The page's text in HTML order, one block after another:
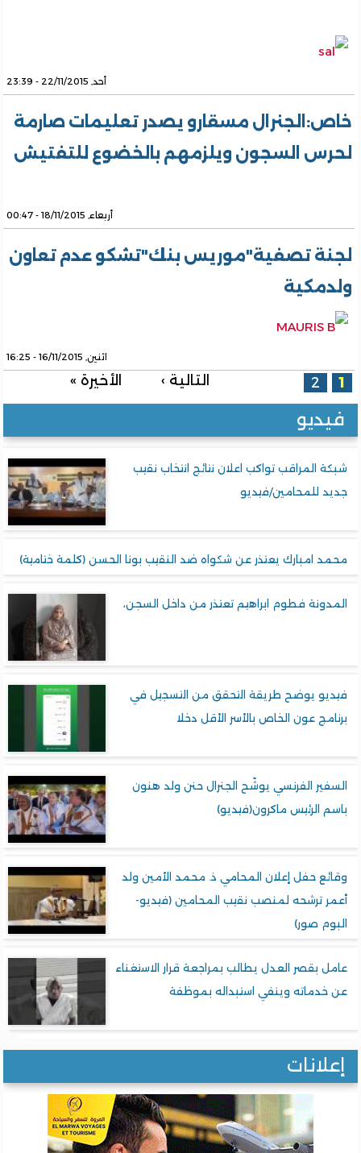
أحد, 22/11/2015 - 23:39
خاص:الجنرال مسقارو يصدر تعليمات صارمة
لحرس السجون ويلزمهم بالخضوع للتفتيش
أربعاء, 18/11/2015 - 00:47
لجنة تصفية"موريس بنك"تشكو عدم تعاون
ولدمكية
اثنين, 16/11/2015 - 16:25
الصفحات
1
2 التالية › الأخيرة »
فيديو
شبكة المراقب تواكب اعلان نتائج انتخاب نقيب
جديد للمحامين/فيديو
محمد امبارك يعتذر عن شكواه ضد النقيب بونا الحسن (كلمة ختامية)
المدونة فطوم ابراهيم تعتذر من داخل السجن،
فيديو يوضح طريقة التحقق من التسجيل في
برنامج عون الخاص بالأسر الأقل دخلا
السفير الفرنسي يوشّح الجنرال حنن ولد هنون
باسم الرئيس ماكرون(فيديو)
وقائع حفل إعلان المحامي ذ. محمد الأمين ولد
أعمر ترشحه لمنصب نقيب المحامين (فيديو-
البوم صور)
عامل بقصر العدل يطالب بمراجعة قرار الاستغناء
عن خدماته وينفي استبداله بموظفة
إعلانات